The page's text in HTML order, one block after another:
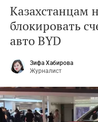
Казахстанцам
блокировать
авто BYD
Зифа Хабирова
Журналист